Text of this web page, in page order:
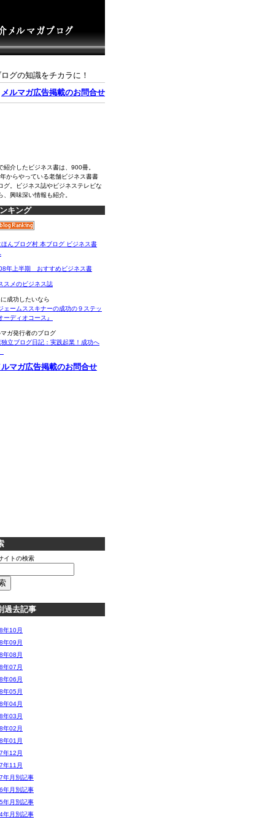
グの知識をチカラに！
メルマガ広告掲載のお問合せ
紹介したビジネス書は、900冊。
からやっている老舗ビジネス書書
グ。ビジネス誌やビジネステレビな
、興味深い情報も紹介。
キング
年上半期 おすすめビジネス書
スメのビジネス誌
に成功したいなら
ェームススキナーの成功の９ステッ
ーディオコース』
マガ発行者のブログ
独立ブログ日記：実践起業！成功へ
マガ広告掲載のお問合せ
イトの検索
過去記事
年10月
年09月
年08月
年07月
年06月
年05月
年04月
年03月
年02月
年01月
年12月
年11月
年月別記事
年月別記事
年月別記事
年月別記事